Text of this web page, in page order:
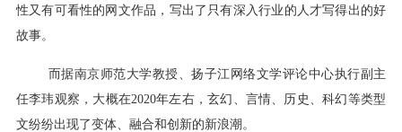
性又有可看性的网文作品，写出了只有深入行业的人才写得出的好
故事。
而据南京师范大学教授、扬子江网络文学评论中心执行副主
任李玮观察，大概在2020年左右，玄幻、言情、历史、科幻等类型
文纷纷出现了变体、融合和创新的新浪潮。